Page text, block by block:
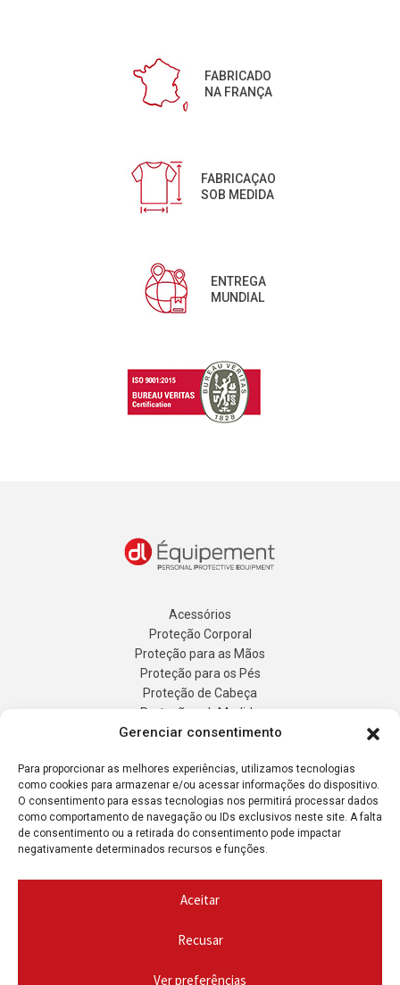
Gerenciar consentimento
Para proporcionar as melhores experiências, utilizamos tecnologias
como cookies para armazenar e/ou acessar informações do dispositivo.
O consentimento para essas tecnologias nos permitirá processar dados
como comportamento de navegação ou IDs exclusivos neste site. A falta
de consentimento ou a retirada do consentimento pode impactar
negativamente determinados recursos e funções.
Aceitar
Recusar
Ver preferências
FABRICADO
NA FRANÇA
FABRICAÇAO
SOB MEDIDA
ENTREGA
MUNDIAL
Acessórios
Proteção Corporal
Proteção para as Mãos
Proteção para os Pés
Proteção de Cabeça
Proteção sob Medida
Registro de Energia
Fabricaçao sob Medida
Produtos
Contato
Solicitação de cotação
A minha conta